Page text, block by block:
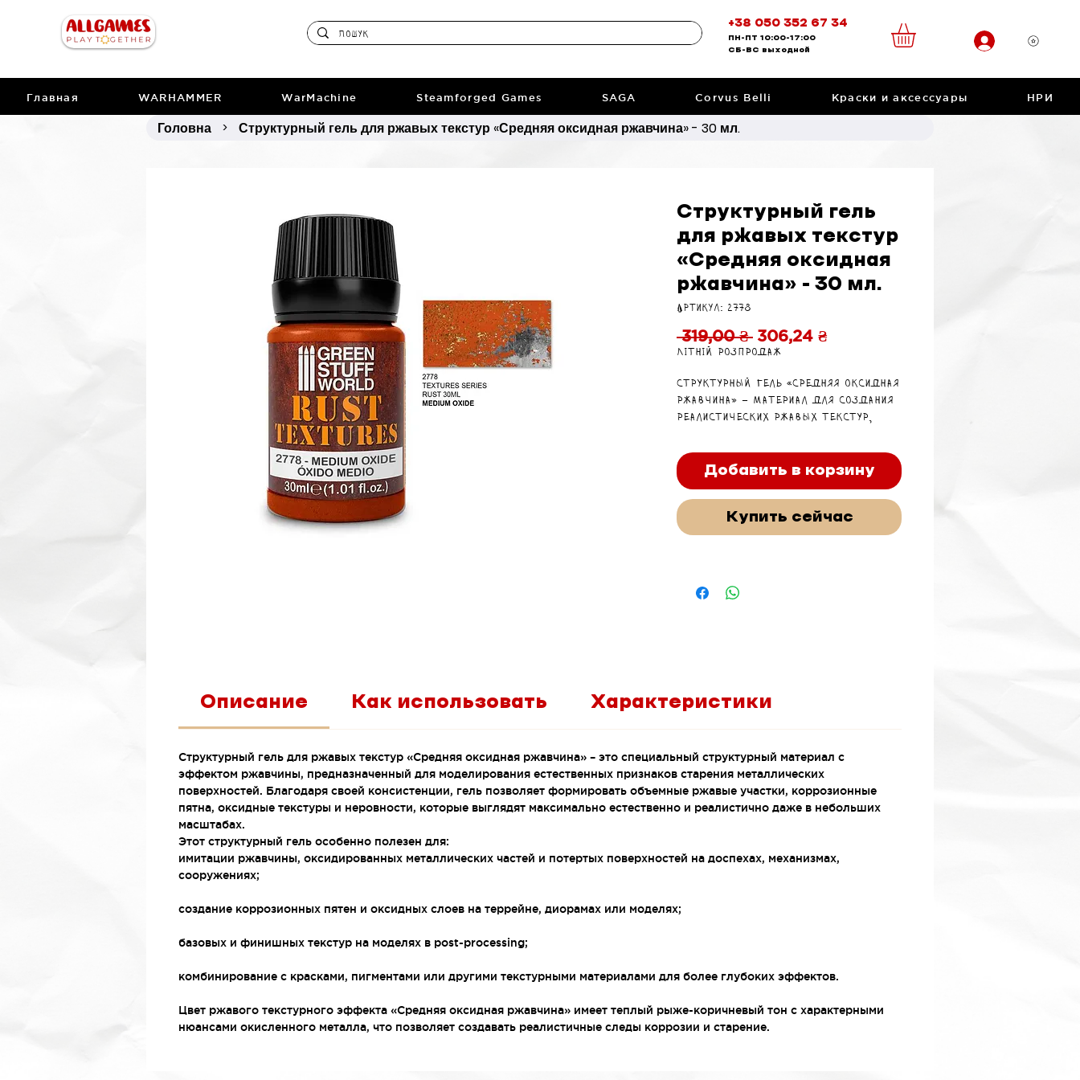
+38 050 352 67 34
ПН-ПТ 10:00-17:00
CБ-ВС выходной
Главная WARHAMMER WarMachine Steamforged Games SAGA Corvus Belli Краски и аксессуары НРИ
Головна > Структурный гель для ржавых текстур «Средняя оксидная ржавчина» - 30 мл.
Структурный гель
для ржавых текстур
«Средняя оксидная
ржавчина» - 30 мл.
Артикул: 2778
319,00 ₴ Обычная
цена
306,24 ₴Спеццена
Літній розпродаж
Структурный гель «Средняя оксидная
ржавчина» – материал для создания
реалистических ржавых текстур,
оксидированных поверхностей на
миниатюрах, диорамах, террейных и
декоративных проектах.
Добавить в корзину
Купить сейчас
Описание Как использовать Характеристики
Структурный гель для ржавых текстур «Средняя оксидная ржавчина» – это специальный структурный материал с
эффектом ржавчины, предназначенный для моделирования естественных признаков старения металлических
поверхностей. Благодаря своей консистенции, гель позволяет формировать объемные ржавые участки, коррозионные
пятна, оксидные текстуры и неровности, которые выглядят максимально естественно и реалистично даже в небольших
масштабах.
Этот структурный гель особенно полезен для:
имитации ржавчины, оксидированных металлических частей и потертых поверхностей на доспехах, механизмах,
сооружениях;
создание коррозионных пятен и оксидных слоев на террейне, диорамах или моделях;
базовых и финишных текстур на моделях в post-processing;
комбинирование с красками, пигментами или другими текстурными материалами для более глубоких эффектов.
Цвет ржавого текстурного эффекта «Средняя оксидная ржавчина» имеет теплый рыже-коричневый тон с характерными
нюансами окисленного металла, что позволяет создавать реалистичные следы коррозии и старение.